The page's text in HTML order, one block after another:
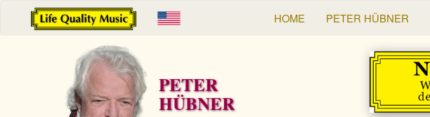
HOME PETER HÜBNER
PETER
HÜBNER